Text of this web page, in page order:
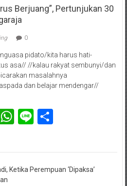
Berjuang”, Pertunjukan 30
0
pidato/kita harus hati-
asa// //kalau rakyat sembunyi/dan
masalahnya
dan belajar mendengar//
WhatsApp
LineShare
Ketika Perempuan ‘Dipaksa’